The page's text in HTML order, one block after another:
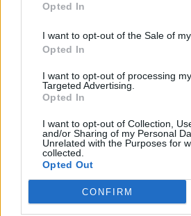
Opted In
I want to opt-out of the Sale of
Opted In
I want to opt-out of processing
Targeted Advertising.
Opted In
I want to opt-out of Collection,
and/or Sharing of my Personal
Unrelated with the Purposes for
collected.
Opted Out
CONFIRM
Redakcja
Newsroom
Reklama
Kontakt Moto
Nauka